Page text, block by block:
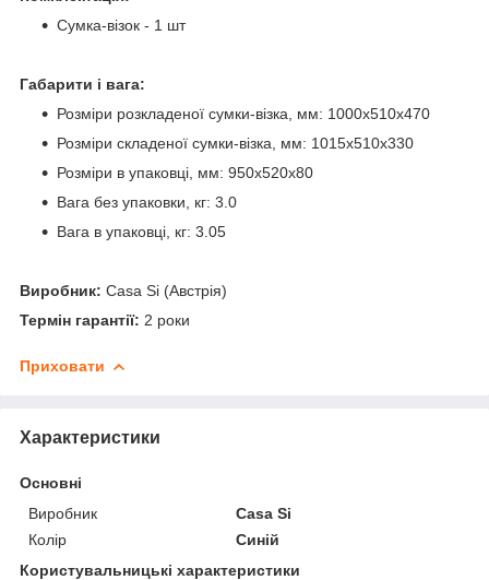
Сумка-візок - 1 шт
Габарити і вага:
Розміри розкладеної сумки-візка, мм: 1000х510х470
Розміри складеної сумки-візка, мм: 1015х510х330
Розміри в упаковці, мм: 950х520х80
Вага без упаковки, кг: 3.0
Вага в упаковці, кг: 3.05
Виробник: Casa Si (Австрія)
Термін гарантії: 2 роки
Приховати
Характеристики
Основні
Виробник
Casa Si
Колір
Синій
Користувальницькі характеристики